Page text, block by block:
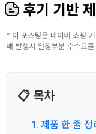
후기 기반
📋 목차
1. 제품 한 줄